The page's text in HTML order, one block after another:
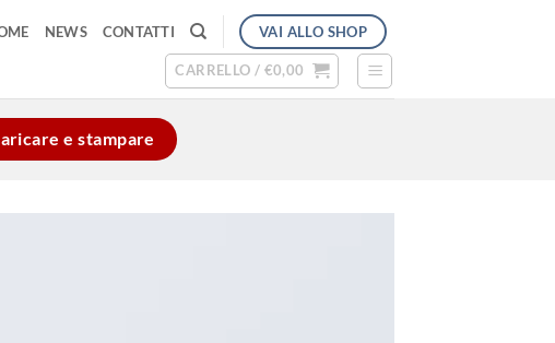
NEWS CONTATTI VAI ALLO SHOP
CARRELLO / €0,00
e stampare